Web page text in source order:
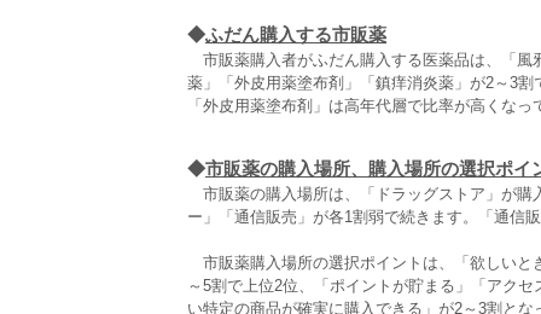
◆ふだん購入する市販薬
市販薬購入者がふだん購入する医薬品は、「風
薬」「外皮用薬塗布剤」「鎮痒消炎薬」が2～3
「外皮用薬塗布剤」は高年代層で比率が高くなっ
◆市販薬の購入場所、購入場所の選択ポイ
市販薬の購入場所は、「ドラッグストア」が購
ー」「通信販売」が各1割弱で続きます。「通信
市販薬購入場所の選択ポイントは、「欲しいと
～5割で上位2位、「ポイントが貯まる」「アク
い特定の商品が確実に購入できる」が2～3割と